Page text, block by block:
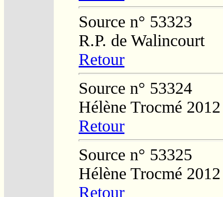
Source n° 53323
R.P. de Walincourt
Retour
Source n° 53324
Hélène Trocmé 2012
Retour
Source n° 53325
Hélène Trocmé 2012
Retour